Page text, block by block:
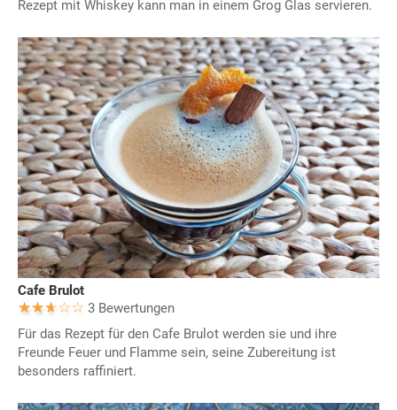
Rezept mit Whiskey kann man in einem Grog Glas servieren.
Cafe Brulot
3 Bewertungen
Für das Rezept für den Cafe Brulot werden sie und ihre
Freunde Feuer und Flamme sein, seine Zubereitung ist
besonders raffiniert.